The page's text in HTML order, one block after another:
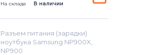
На складе В наличии
Разъем питания (зарядки)
ноутбука Samsung NP900X,
NP900